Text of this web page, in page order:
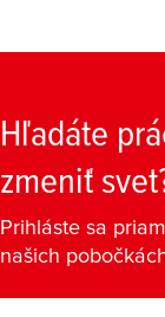
Hľadáte
zmeniť
Prihláste sa
našich